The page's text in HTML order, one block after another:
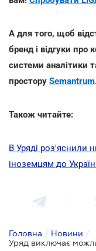
А для того, щоб
бренд і відгуки про
системи аналітики
простору Semantrum
Також читайте:
В Уряді роз'яснили
іноземцям до
Головна / Новини /